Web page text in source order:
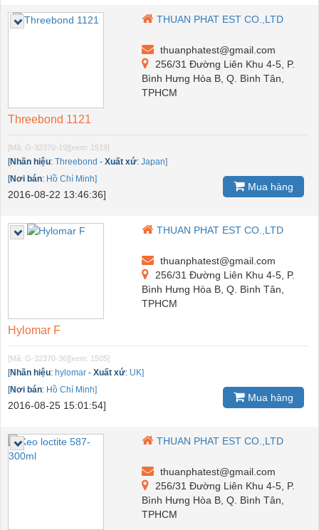
THUAN PHAT EST CO.,LTD
thuanphatest@gmail.com
256/31 Đường Liên Khu 4-5, P.
Bình Hưng Hòa B, Q. Bình Tân,
TPHCM
Threebond 1121
[Mã: G-32370-19][xem: 1519]
[Nhãn hiệu: Threebond - Xuất xứ: Japan]
[Nơi bán: Hồ Chí Minh]
2016-08-22 13:46:36]
Mua hàng
THUAN PHAT EST CO.,LTD
thuanphatest@gmail.com
256/31 Đường Liên Khu 4-5, P.
Bình Hưng Hòa B, Q. Bình Tân,
TPHCM
Hylomar F
[Mã: G-32370-36][xem: 1505]
[Nhãn hiệu: hylomar - Xuất xứ: UK]
[Nơi bán: Hồ Chí Minh]
2016-08-25 15:01:54]
Mua hàng
THUAN PHAT EST CO.,LTD
thuanphatest@gmail.com
256/31 Đường Liên Khu 4-5, P.
Bình Hưng Hòa B, Q. Bình Tân,
TPHCM